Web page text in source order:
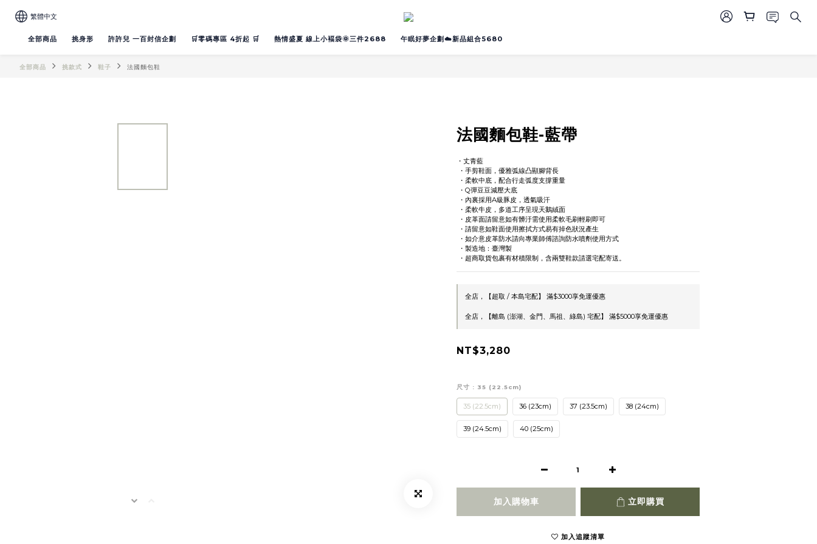
繁體中文
全部商品 挑身形 許許兒 一百封信企劃 🛒零碼專區 4折起 🛒 熱情盛夏 線上小褔袋🌞三件2688 午眠好夢企劃☁️新品組合5680
全部商品 挑款式 鞋子 法國麵包鞋
法國麵包鞋-藍帶
・丈青藍
・手剪鞋面，優雅弧線凸顯腳背長
・柔軟中底，配合行走弧度支撐重量
・Q彈豆豆減壓大底
・內裏採用A級豚皮，透氣吸汗
・柔軟牛皮，多道工序呈現天鵝絨面
・皮革面請留意如有髒汙需使用柔軟毛刷輕刷即可
・請留意如鞋面使用擦拭方式易有掉色狀況產生
・如介意皮革防水請向專業師傅諮詢防水噴劑使用方式
・製造地：臺灣製
・超商取貨包裹有材積限制，含兩雙鞋款請選宅配寄送。
全店，【超取 / 本島宅配】 滿$3000享免運優惠
全店，【離島 (澎湖、金門、馬祖、綠島) 宅配】 滿$5000享免運優惠
NT$3,280
尺寸 : 35 (22.5cm)
35 (22.5cm) 36 (23cm) 37 (23.5cm) 38 (24cm)
39 (24.5cm) 40 (25cm)
加入購物車 立即購買
加入追蹤清單